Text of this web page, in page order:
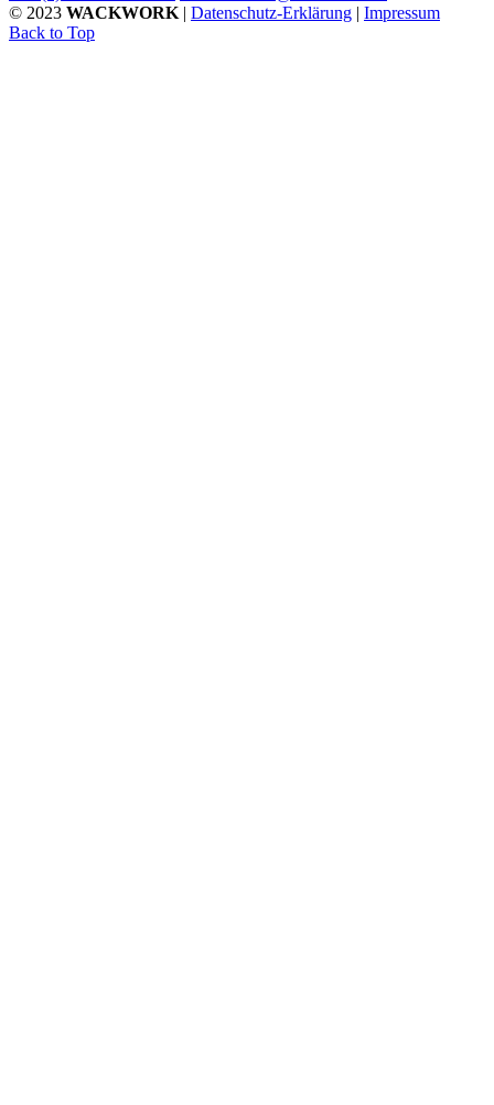
© 2023 WACKWORK | Datenschutz-Erklärung | Impressum
Back to Top